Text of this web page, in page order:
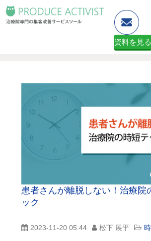
資料を見る
予約システム・顧客管理
資料ダウンロード（無料）
２ヶ月無料体験申し込みフ
患者さんが離脱しない！治療院
ック
2023-11-20 05:44 松下 展平